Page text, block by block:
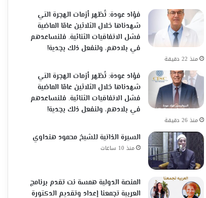
فؤاد عودة: تُظهر أزمات الهجرة التي
شهدناها خلال الثلاثين عامًا الماضية
فشل الاتفاقيات الثنائية. فلنساعدهم
في بلادهم، ولنفعل ذلك بجدية!
منذ 22 دقيقة
فؤاد عودة: تُظهر أزمات الهجرة التي
شهدناها خلال الثلاثين عامًا الماضية
فشل الاتفاقيات الثنائية. فلنساعدهم
في بلادهم، ولنفعل ذلك بجدية!
منذ 26 دقيقة
السيرة الذاتية للشيخ محمود هنداوي
منذ 10 ساعات
المنصة الدولية همسة نت تقدم برنامج
العربية تجمعنا إعداد وتقديم الدكتورة